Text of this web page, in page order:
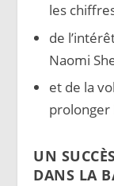
les
de
Naomi
et de la
prolonger
UN
DANS LA